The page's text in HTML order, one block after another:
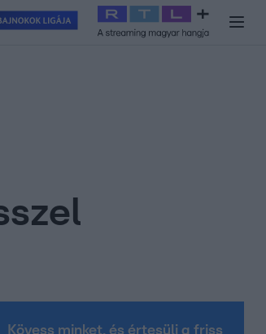
csatája 2026 Celeb vagyok, ments ki innen
Kövess minket, és értesülj a friss